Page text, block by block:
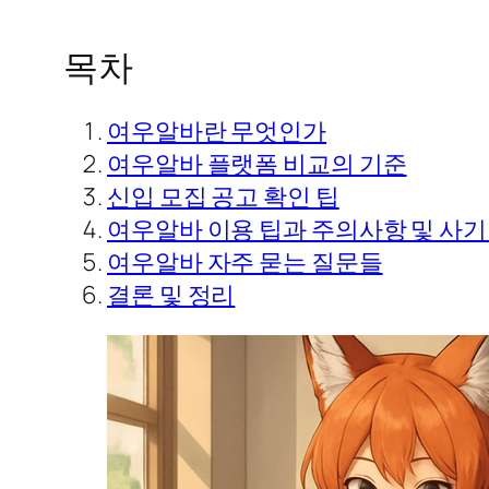
목차
여우알바란 무엇인가
여우알바 플랫폼 비교의 기준
신입 모집 공고 확인 팁
여우알바 이용 팁과 주의사항 및 사
여우알바 자주 묻는 질문들
결론 및 정리